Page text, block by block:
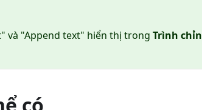
và "Append text" hiển thị trong Trình
có